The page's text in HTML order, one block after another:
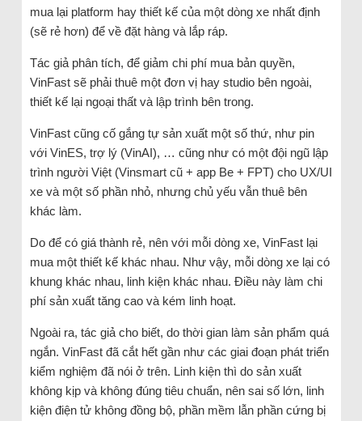
mua lại platform hay thiết kế của một dòng xe nhất định
(sẽ rẻ hơn) để về đặt hàng và lắp ráp.
Tác giả phân tích, để giảm chi phí mua bản quyền,
VinFast sẽ phải thuê một đơn vị hay studio bên ngoài,
thiết kế lại ngoại thất và lập trình bên trong.
VinFast cũng cố gắng tự sản xuất một số thứ, như pin
với VinES, trợ lý (VinAI), … cũng như có một đội ngũ lập
trình người Việt (Vinsmart cũ + app Be + FPT) cho UX/UI
xe và một số phần nhỏ, nhưng chủ yếu vẫn thuê bên
khác làm.
Do để có giá thành rẻ, nên với mỗi dòng xe, VinFast lại
mua một thiết kế khác nhau. Như vậy, mỗi dòng xe lại có
khung khác nhau, linh kiện khác nhau. Điều này làm chi
phí sản xuất tăng cao và kém linh hoạt.
Ngoài ra, tác giả cho biết, do thời gian làm sản phẩm quá
ngắn. VinFast đã cắt hết gần như các giai đoạn phát triển
kiểm nghiệm đã nói ở trên. Linh kiện thì do sản xuất
không kịp và không đúng tiêu chuẩn, nên sai số lớn, linh
kiện điện tử không đồng bộ, phần mềm lẫn phần cứng bị